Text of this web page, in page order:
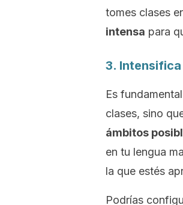
tomes clases
intensa para
3.
Es
clases, sino
ámbitos
en tu lengua
la que estés
Podrías